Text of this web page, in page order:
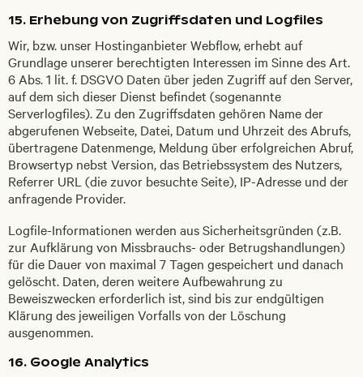
15. Erhebung von Zugriffsdaten und Logfiles
Wir, bzw. unser Hostinganbieter Webflow, erhebt auf
Grundlage unserer berechtigten Interessen im Sinne des Art.
6 Abs. 1 lit. f. DSGVO Daten über jeden Zugriff auf den Server,
auf dem sich dieser Dienst befindet (sogenannte
Serverlogfiles). Zu den Zugriffsdaten gehören Name der
abgerufenen Webseite, Datei, Datum und Uhrzeit des Abrufs,
übertragene Datenmenge, Meldung über erfolgreichen Abruf,
Browsertyp nebst Version, das Betriebssystem des Nutzers,
Referrer URL (die zuvor besuchte Seite), IP-Adresse und der
anfragende Provider.
Logfile-Informationen werden aus Sicherheitsgründen (z.B.
zur Aufklärung von Missbrauchs- oder Betrugshandlungen)
für die Dauer von maximal 7 Tagen gespeichert und danach
gelöscht. Daten, deren weitere Aufbewahrung zu
Beweiszwecken erforderlich ist, sind bis zur endgültigen
Klärung des jeweiligen Vorfalls von der Löschung
ausgenommen.
16. Google Analytics